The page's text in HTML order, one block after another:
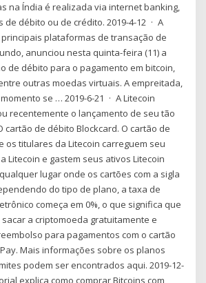
na Índia é realizada via internet banking,
débito ou de crédito. 2019-4-12 · A
plataformas de transação de
anunciou nesta quinta-feira (11) a
de débito para o pagamento em bitcoin,
outras moedas virtuais. A empreitada,
se … 2019-6-21 · A Litecoin
recentemente o lançamento de seu tão
cartão de débito Blockcard. O cartão de
os titulares da Litecoin carreguem seu
Litecoin e gastem seus ativos Litecoin
lugar onde os cartões com a sigla
do tipo de plano, a taxa de
começa em 0%, o que significa que
a criptomoeda gratuitamente e
para pagamentos com o cartão
Mais informações sobre os planos
podem ser encontrados aqui. 2019-12-